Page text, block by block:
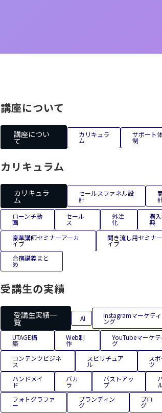
講座について
講座につい
て
カリキュラ
ム
サポート
制
カリキュラム
カリキュラ
ム
セールスファネル設
計
ローンチ動
画
セール
ス
外注
化
購
典
豪華講師セミナーアーカ
イブ
聞き流し用セミナ
イブ
合宿講義まと
め
受講生の実績
受講生実績一
覧 AI Instagramマーケティ
ング
UTAGE構
築
Web制
作
YouTubeマーケテ
グ
コンテンツビジネ
ス
スピリチュア
ル
ス
ツ
ハンドメイ
ド
バカ
ラ
バストアッ
プ
フォトグラファ
ー
ブランディン
グ
ブロ
グ